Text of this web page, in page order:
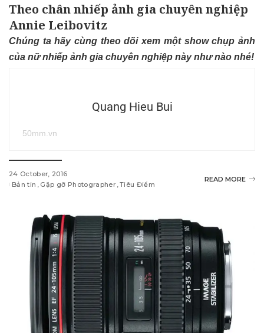
Theo chân nhiếp ảnh gia chuyên nghiệp
Annie Leibovitz
Chúng ta hãy cùng theo dõi xem một show chụp ảnh
của nữ nhiếp ảnh gia chuyên nghiệp này như nào nhé!
Quang Hieu Bui
50mm.vn
24 October, 2016
Bản tin
Gặp gỡ Photographer Tiêu Điểm
READ MORE